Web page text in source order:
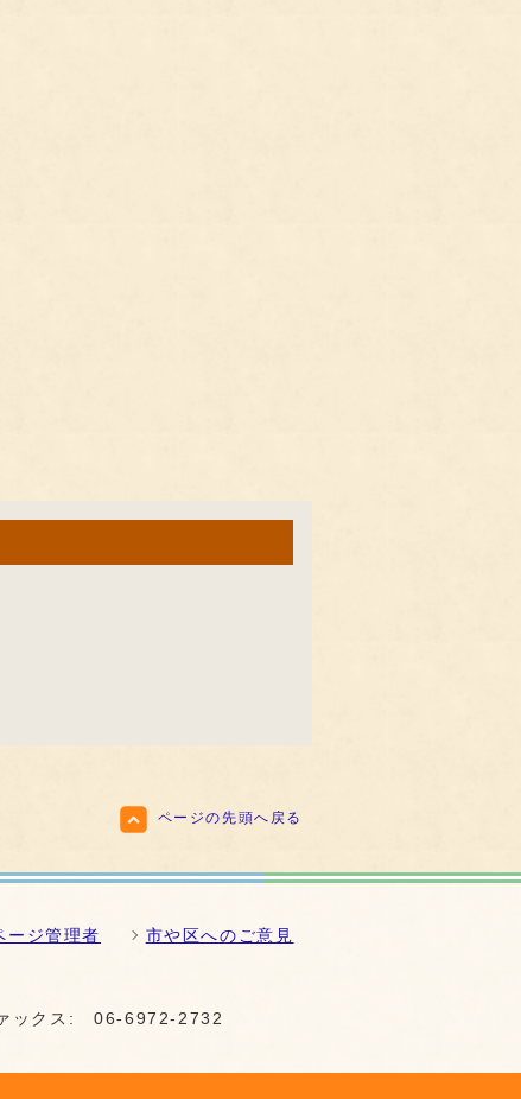
ページの先頭へ戻る
ージ管理者
市や区へのご意見
ックス: 06-6972-2732